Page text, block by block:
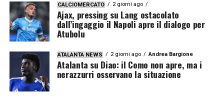
CALCIOMERCATO 2 giorni ago
Ajax, pressing su Lang ostacolato
dall’ingaggio il Napoli apre il dialogo per
Atubolu
ATALANTA NEWS 2 giorni ago Andrea Bargione
Atalanta su Diao: il Como non apre, ma i
nerazzurri osservano la situazione